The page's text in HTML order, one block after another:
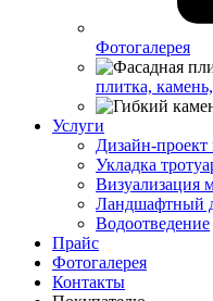
Фотогалерея
плитка,
Услуги
Дизайн-
Укладка
Визуализация
Ландшафтный
Водоотведение
Прайс
Фотогалерея
Контакты